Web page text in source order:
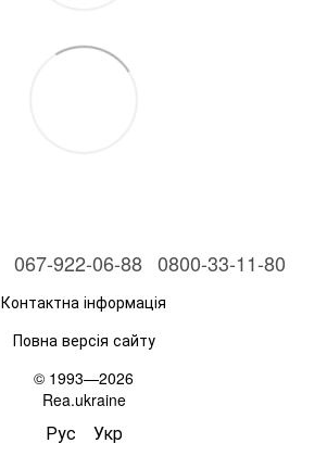
067-922-06-88 0800-33-11-80
Контактна інформація
Повна версія сайту
© 1993—2026
Rea.ukraine
Рус Укр